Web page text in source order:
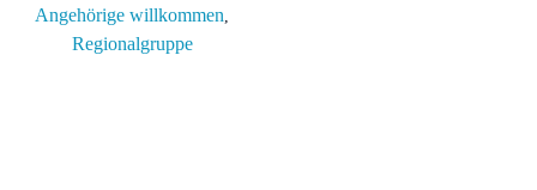
Angehörige willkommen,
Regionalgruppe